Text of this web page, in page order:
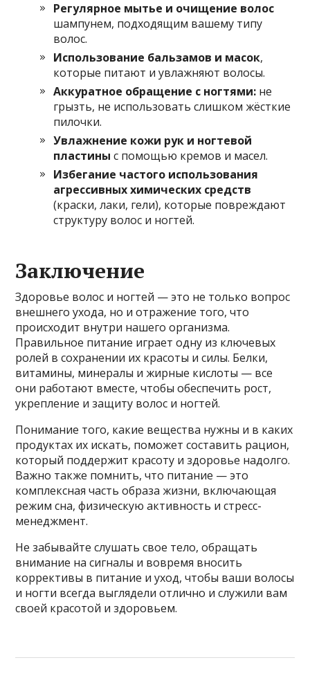
Регулярное мытье и очищение волос
шампунем, подходящим вашему типу
волос.
Использование бальзамов и масок,
которые питают и увлажняют волосы.
Аккуратное обращение с ногтями: не
грызть, не использовать слишком жёсткие
пилочки.
Увлажнение кожи рук и ногтевой
пластины с помощью кремов и масел.
Избегание частого использования
агрессивных химических средств
(краски, лаки, гели), которые повреждают
структуру волос и ногтей.
Заключение
Здоровье волос и ногтей — это не только вопрос
внешнего ухода, но и отражение того, что
происходит внутри нашего организма.
Правильное питание играет одну из ключевых
ролей в сохранении их красоты и силы. Белки,
витамины, минералы и жирные кислоты — все
они работают вместе, чтобы обеспечить рост,
укрепление и защиту волос и ногтей.
Понимание того, какие вещества нужны и в каких
продуктах их искать, поможет составить рацион,
который поддержит красоту и здоровье надолго.
Важно также помнить, что питание — это
комплексная часть образа жизни, включающая
режим сна, физическую активность и стресс-
менеджмент.
Не забывайте слушать свое тело, обращать
внимание на сигналы и вовремя вносить
коррективы в питание и уход, чтобы ваши волосы
и ногти всегда выглядели отлично и служили вам
своей красотой и здоровьем.